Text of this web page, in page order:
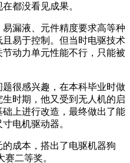
都没看见成果。
漏液、元件精度要求高等种
易于控制。但当时电驱技术
动力单元性能不行，只能被
很感兴趣，在本科毕业时做
时期，他又受到无人机的启
上进行改造，最终做出了能
电机驱动器。
成本，搭出了电驱机器狗
二等奖。